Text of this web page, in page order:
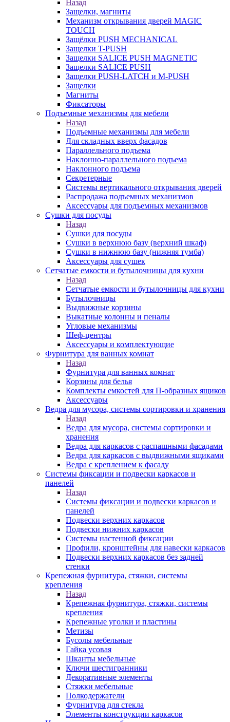
Назад
Защелки, магниты
Механизм открывания дверей MAGIC
TOUCH
Защёлки PUSH MECHANICAL
Защелки T-PUSH
Защелки SALICE PUSH MAGNETIC
Защелки SALICE PUSH
Защелки PUSH-LATCH и M-PUSH
Защелки
Магниты
Фиксаторы
Подъемные механизмы для мебели
Назад
Подъемные механизмы для мебели
Для складных вверх фасадов
Параллельного подъема
Наклонно-параллельного подъема
Наклонного подъема
Секретерные
Системы вертикального открывания дверей
Распродажа подъемных механизмов
Аксессуары для подъемных механизмов
Сушки для посуды
Назад
Сушки для посуды
Сушки в верхнюю базу (верхний шкаф)
Сушки в нижнюю базу (нижняя тумба)
Аксессуары для сушек
Сетчатые емкости и бутылочницы для кухни
Назад
Сетчатые емкости и бутылочницы для кухни
Бутылочницы
Выдвижные корзины
Выкатные колонны и пеналы
Угловые механизмы
Шеф-центры
Аксессуары и комплектующие
Фурнитура для ванных комнат
Назад
Фурнитура для ванных комнат
Корзины для белья
Комплекты емкостей для П-образных ящиков
Аксессуары
Ведра для мусора, системы сортировки и хранения
Назад
Ведра для мусора, системы сортировки и
хранения
Ведра для каркасов с распашными фасадами
Ведра для каркасов с выдвижными ящиками
Ведра с креплением к фасаду
Системы фиксации и подвески каркасов и
панелей
Назад
Системы фиксации и подвески каркасов и
панелей
Подвески верхних каркасов
Подвески нижних каркасов
Системы настенной фиксации
Профили, кронштейны для навески каркасов
Подвески верхних каркасов без задней
стенки
Крепежная фурнитура, стяжки, системы
крепления
Назад
Крепежная фурнитура, стяжки, системы
крепления
Крепежные уголки и пластины
Метизы
Бусолы мебельные
Гайка усовая
Шканты мебельные
Ключи шестигранники
Декоративные элементы
Стяжки мебельные
Полкодержатели
Фурнитура для стекла
Элементы конструкции каркасов